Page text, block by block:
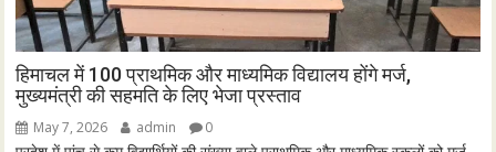
हिमाचल में 100 प्राथमिक और माध्यमिक विद्यालय होंगे मर्ज,
मुख्यमंत्री की सहमति के लिए भेजा प्रस्ताव
May 7, 2026 admin 0